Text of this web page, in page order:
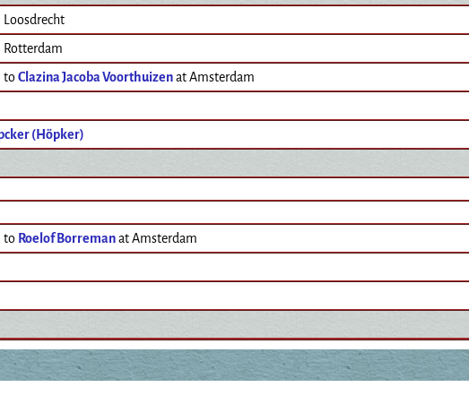
Loosdrecht
Rotterdam
toClazina Jacoba Voorthuizenat Amsterdam
(Höpker)
to Roelof Borremanat Amsterdam